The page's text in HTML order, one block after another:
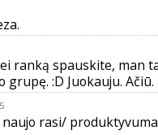
ranką spauskite, man
:D Juokauju. Ačiū.
rasi/